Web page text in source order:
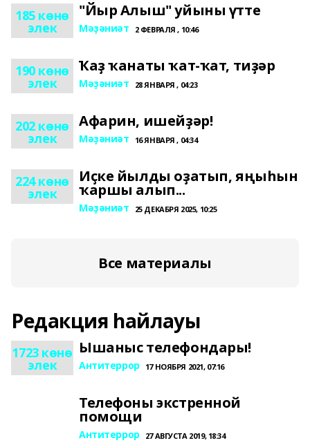
185 көнө
элек
"Йыр Алыш" уйыны үтте
Мәҙәниәт 2 ФЕВРАЛЯ , 10:46
190 көнө
элек
Ҡаҙ ҡанаты ҡат-ҡат, тиҙәр
Мәҙәниәт 28 ЯНВАРЯ , 04:23
202 көнө
элек
Афарин, ишейҙәр!
Мәҙәниәт 16 ЯНВАРЯ , 04:34
224 көнө
элек
Иҫке йылды оҙатып, яңыһын
ҡаршы алып...
Мәҙәниәт 25 ДЕКАБРЯ 2025, 10:25
Все материалы
Редакция һайлауы
1723 көнө
элек
Ышаныс телефондары!
Антитеррор 17 НОЯБРЯ 2021, 07:16
Телефоны экстренной
помощи
Антитеррор 27 АВГУСТА 2019, 18:34